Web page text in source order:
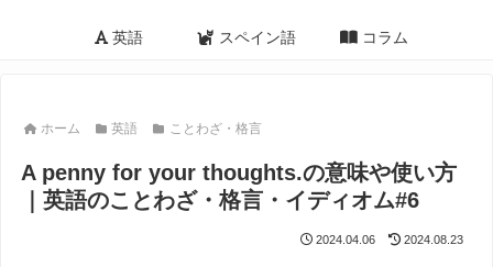
英語 スペイン語 コラム
ホーム 英語 ことわざ・格言
A penny for your thoughts.の意味や使い方
｜英語のことわざ・格言・イディオム#6
2024.04.06 2024.08.23